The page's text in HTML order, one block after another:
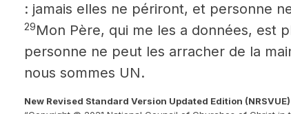
: jamais elles ne périront, et personne
29Mon Père, qui me les a données, est
personne ne peut les arracher de la
nous sommes UN.
New Revised Standard Version Updated Edition (NRSVUE)